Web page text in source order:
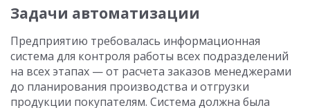
Задачи автоматизации
Предприятию требовалась информационная
система для контроля работы всех подразделений
на всех этапах — от расчета заказов менеджерами
до планирования производства и отгрузки
продукции покупателям. Система должна была